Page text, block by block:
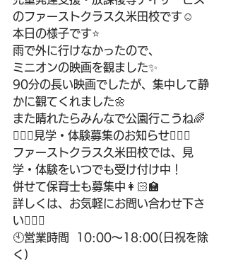
のファーストクラス久米田校です️☺️
本日の様子です⭐️
雨で外に行けなかったので、
ミニオンの映画を観ました✨
90分の長い映画でしたが、集中して静
かに観てくれました🌼
また晴れたらみんなで公園行こうね🌈
💁🏻‍♂️見学・体験募集のお知らせ🙋🏻‍♀️
ファーストクラス久米田校では、見
学・体験をいつでも受け付け中！
併せて保育士も募集中👩🏻‍🏫
詳しくは、お気軽にお問い合わせ下さ
い💁🏻‍♀️
🕙営業時間  10:00〜18:00(日祝を除
く)